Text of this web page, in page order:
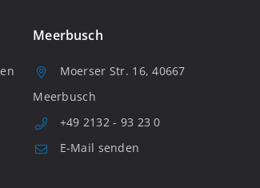
Meerbusch
Moerser Str. 16, 40667
Meerbusch
+49 2132 - 93 23 0
E-Mail senden